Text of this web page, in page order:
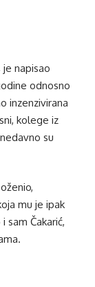
napisao
odnosno
inzenzivirana
kolege iz
su
mu je ipak
sam Čakarić,